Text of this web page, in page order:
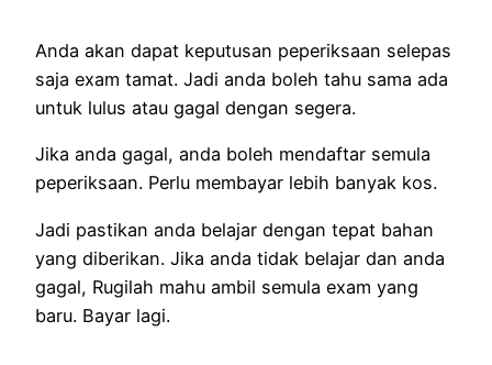
Anda akan dapat keputusan peperiksaan selepas
saja exam tamat. Jadi anda boleh tahu sama ada
untuk lulus atau gagal dengan segera.
Jika anda gagal, anda boleh mendaftar semula
peperiksaan. Perlu membayar lebih banyak kos.
Jadi pastikan anda belajar dengan tepat bahan
yang diberikan. Jika anda tidak belajar dan anda
gagal, Rugilah mahu ambil semula exam yang
baru. Bayar lagi.